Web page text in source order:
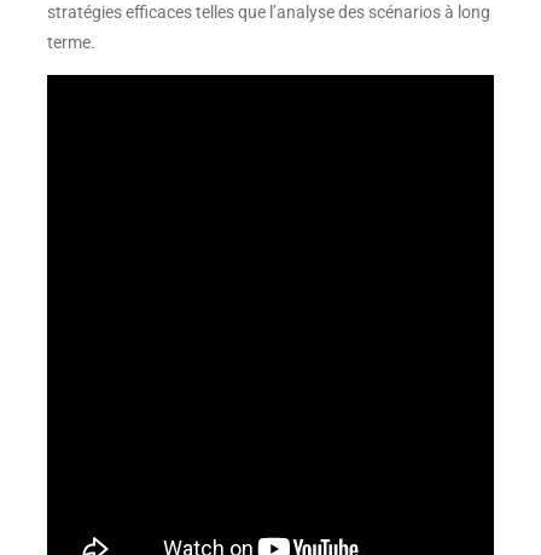
stratégies efficaces telles que l’analyse des scénarios à long
terme.